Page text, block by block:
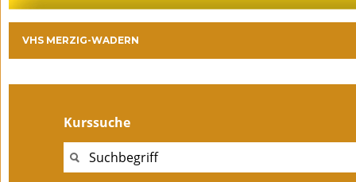
VHS MERZIG-WADERN
Kurssuche